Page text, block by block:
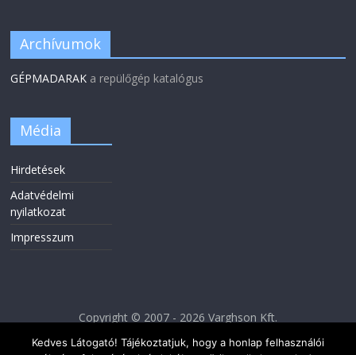
Archívumok
GÉPMADARAK a repülőgép katalógus
Média
Hirdetések
Adatvédelmi
nyilatkozat
Impresszum
Copyright © 2007 - 2026 Varghson Kft.
Kedves Látogató! Tájékoztatjuk, hogy a honlap felhasználói